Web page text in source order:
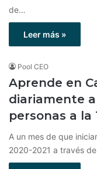
de…
Leer más »
Pool CEO
Aprende en
diariamente
personas a la
A un mes de que
2020-2021 a través